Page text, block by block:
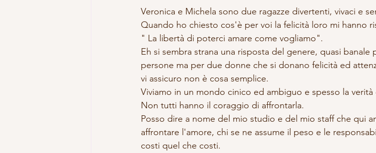
Veronica e Michela sono due ragazze divertenti, vivaci e
Quando ho chiesto cos'è per voi la felicità loro mi hanno
" La libertà di poterci amare come vogliamo".
Eh si sembra strana una risposta del genere, quasi
persone ma per due donne che si donano felicità ed
vi assicuro non è cosa semplice.
Viviamo in un mondo cinico ed ambiguo e spesso la
Non tutti hanno il coraggio di affrontarla.
Posso dire a nome del mio studio e del mio staff che qui
affrontare l'amore, chi se ne assume il peso e le
costi quel che costi.